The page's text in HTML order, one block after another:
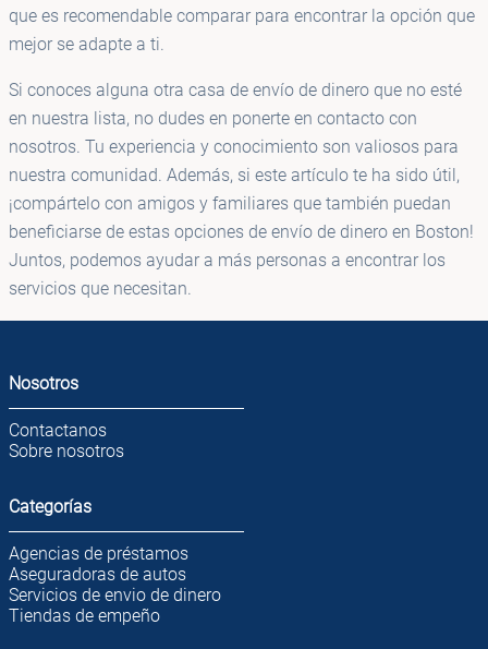
que es recomendable comparar para encontrar la opción que
mejor se adapte a ti.
Si conoces alguna otra casa de envío de dinero que no esté
en nuestra lista, no dudes en ponerte en contacto con
nosotros. Tu experiencia y conocimiento son valiosos para
nuestra comunidad. Además, si este artículo te ha sido útil,
¡compártelo con amigos y familiares que también puedan
beneficiarse de estas opciones de envío de dinero en Boston!
Juntos, podemos ayudar a más personas a encontrar los
servicios que necesitan.
Nosotros
Contactanos
Sobre nosotros
Categorías
Agencias de préstamos
Aseguradoras de autos
Servicios de envio de dinero
Tiendas de empeño